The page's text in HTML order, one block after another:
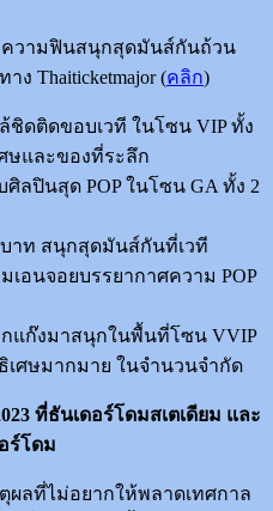
ความฟินสนุกสุดมันส์กันถ้วน
Thaiticketmajor (คลิก)
ชิดติดขอบเวที ในโซน VIP ทั้ง
ษและของที่ระลึก
ศิลปินสุด POP ในโซน GA ทั้ง 2
บาท สนุกสุดมันส์กันที่เวที
เอนจอยบรรยากาศความ POP
กแก๊งมาสนุกในพื้นที่โซน VVIP
เศษมากมาย ในจำนวนจำกัด
ที่ธันเดอร์โดมสเตเดียม และ
ร์โดม
ผลที่ไม่อยากให้พลาดเทศกาล